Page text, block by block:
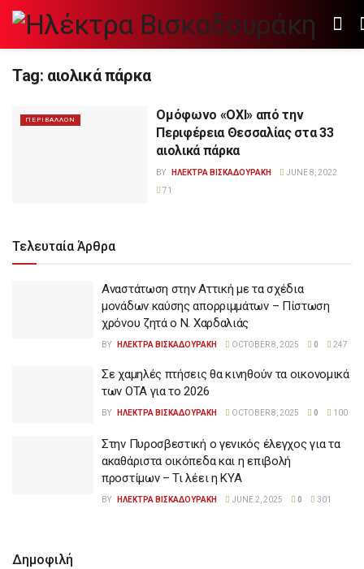
Tag: αιολικά πάρκα
ΠΕΡΙΒΑΛΛΟΝ
Ομόφωνο «ΟΧΙ» από την
Περιφέρεια Θεσσαλίας στα 33
αιολικά πάρκα
BY ΗΛΕΚΤΡΑ ΒΙΣΚΑΔΟΥΡΑΚΗ
JUNE 8, 2022
71
Τελευταία Άρθρα
Αναστάτωση στην Αττική με τα σχέδια
μονάδων καύσης απορριμμάτων – Πίστωση
χρόνου ζητά ο Ν. Χαρδαλιάς
BY ΗΛΕΚΤΡΑ ΒΙΣΚΑΔΟΥΡΑΚΗ OCTOBER 8, 2025 0 247
Σε χαμηλές πτήσεις θα κινηθούν τα οικονομικά
των ΟΤΑ για το 2026
BY ΗΛΕΚΤΡΑ ΒΙΣΚΑΔΟΥΡΑΚΗ OCTOBER 8, 2025 0 100
Στην Πυροσβεστική ο γενικός έλεγχος για τα
ακαθάριστα οικόπεδα και η επιβολή
προστίμων – Τι λέει η ΚΥΑ
BY ΗΛΕΚΤΡΑ ΒΙΣΚΑΔΟΥΡΑΚΗ JUNE 2, 2025 0 301
Δημοφιλή